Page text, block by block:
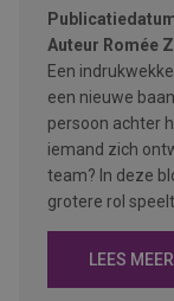
Auteur Romée
Een
een nieuwe
persoon achter
iemand zich
team? In deze
grotere rol
LEES MEER